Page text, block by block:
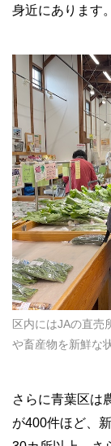
身近にあります。
区内にはJAの直売
や畜産物を新鮮な
さらに青葉区は
が400件ほど、